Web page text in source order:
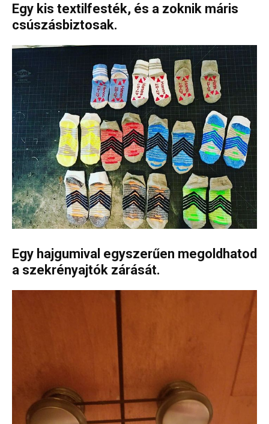
Egy kis textilfesték, és a zoknik máris
csúszásbiztosak.
Egy hajgumival egyszerűen megoldhatod
a szekrényajtók zárását.